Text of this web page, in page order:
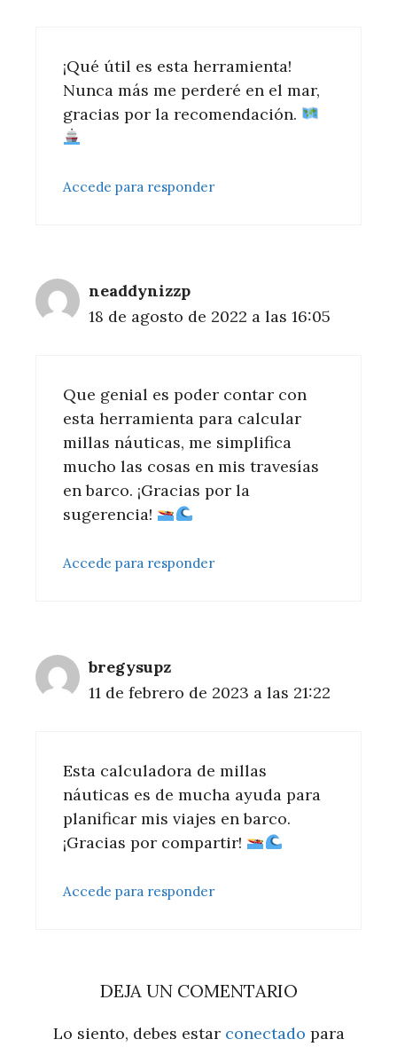
¡Qué útil es esta herramienta!
Nunca más me perderé en el mar,
gracias por la recomendación.
Accede para responder
neaddynizzp
18 de agosto de 2022 a las 16:05
Que genial es poder contar con
esta herramienta para calcular
millas náuticas, me simplifica
mucho las cosas en mis travesías
en barco. ¡Gracias por la
sugerencia!
Accede para responder
bregysupz
11 de febrero de 2023 a las 21:22
Esta calculadora de millas
náuticas es de mucha ayuda para
planificar mis viajes en barco.
¡Gracias por compartir!
Accede para responder
DEJA UN COMENTARIO
Lo siento, debes estar conectado para